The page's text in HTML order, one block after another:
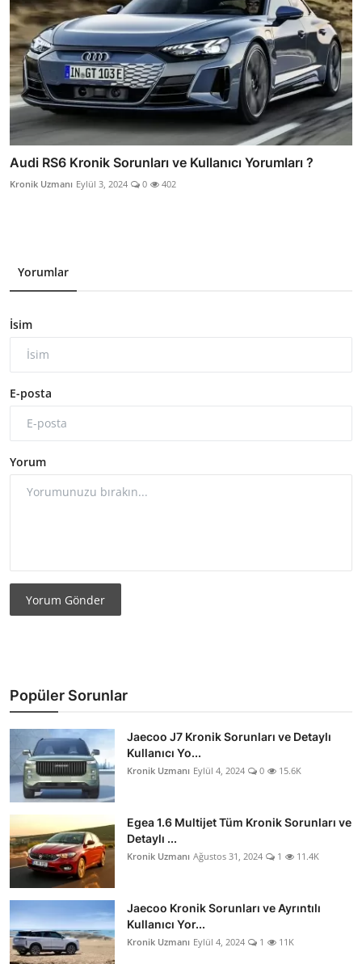
Audi RS6 Kronik Sorunları ve Kullanıcı Yorumları ?
Kronik Uzmanı Eylül 3, 2024 0 402
Yorumlar
İsim
E-posta
Yorum
Yorum Gönder
Popüler Sorunlar
Jaecoo J7 Kronik Sorunları ve Detaylı
Kullanıcı Yo...
Kronik Uzmanı Eylül 4, 2024 0 15.6K
Egea 1.6 Multijet Tüm Kronik Sorunları ve
Detaylı ...
Kronik Uzmanı Ağustos 31, 2024 1 11.4K
Jaecoo Kronik Sorunları ve Ayrıntılı
Kullanıcı Yor...
Kronik Uzmanı Eylül 4, 2024 1 11K